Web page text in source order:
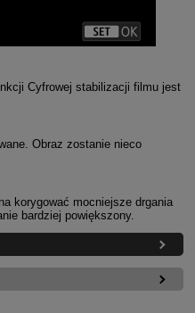
Cyfrowej stabilizacji filmu jest
Obraz zostanie nieco
korygować mocniejsze drgania
bardziej powiększony.